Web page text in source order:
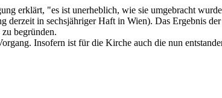
erklärt, "es ist unerheblich, wie sie umgebracht
derzeit in sechsjähriger Haft in Wien). Das Ergebnis der
begründen.
Insofern ist für die Kirche auch die nun